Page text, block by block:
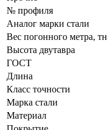
№ профиля
Аналог марки стали
Вес погонного метра, тн
Высота двутавра
ГОСТ
Длина
Класс точности
Марка стали
Материал